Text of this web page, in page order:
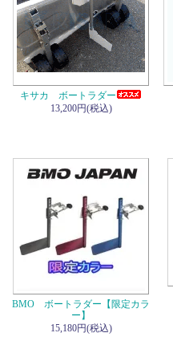
キサカ ボートラダー
13,200円(税込)
BMO ボートラダー【限定カラ
ー】
15,180円(税込)